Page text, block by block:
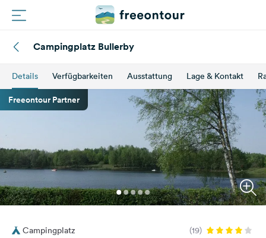
Routen
Plätze
Partner
Registrieren
Einloggen
Campingplatz Bullerby
Details Verfügbarkeiten Ausstattung Lage & Kontakt
Freeontour Partner
Campingplatz (19)